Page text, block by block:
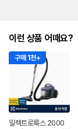
이런 상품 어때요?
구매 1천+
일렉트로룩스 2000